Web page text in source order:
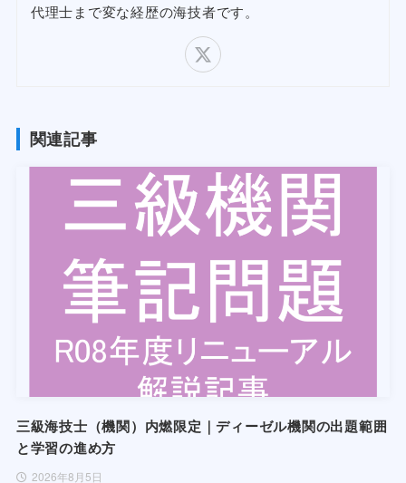
代理士まで変な経歴の海技者です。
関連記事
三級海技士（機関）内燃限定｜ディーゼル機関の出題範囲
と学習の進め方
2026年8月5日